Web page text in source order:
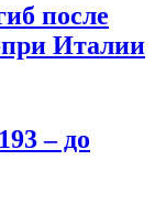
после
Италии
– до